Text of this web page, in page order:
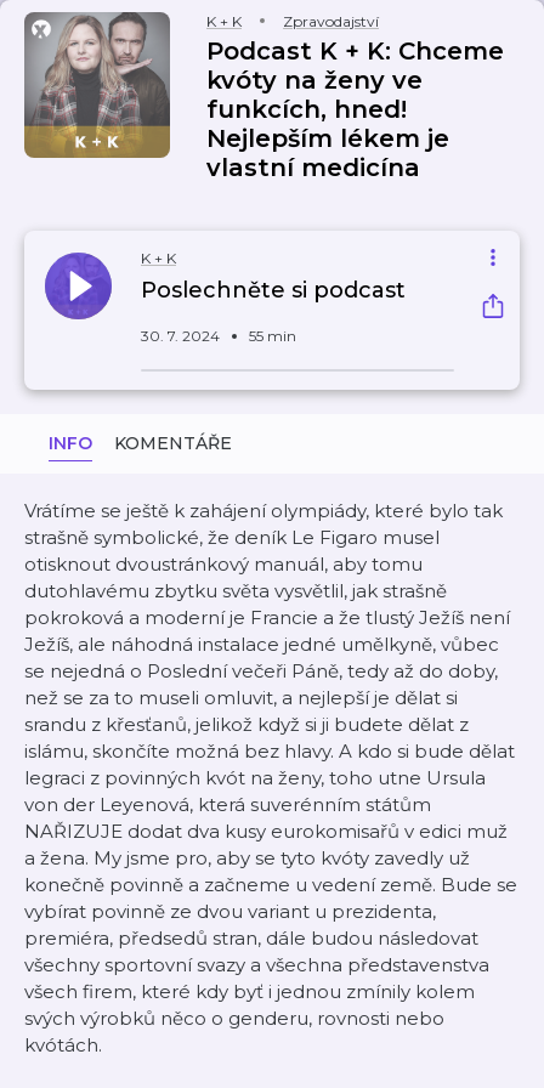
K + K Zpravodajství
Podcast K + K: Chceme
kvóty na ženy ve
funkcích, hned!
Nejlepším lékem je
vlastní medicína
K + K
Poslechněte si podcast
30. 7. 2024 55 min
INFO KOMENTÁŘE
Vrátíme se ještě k zahájení olympiády, které bylo tak
strašně symbolické, že deník Le Figaro musel
otisknout dvoustránkový manuál, aby tomu
dutohlavému zbytku světa vysvětlil, jak strašně
pokroková a moderní je Francie a že tlustý Ježíš není
Ježíš, ale náhodná instalace jedné umělkyně, vůbec
se nejedná o Poslední večeři Páně, tedy až do doby,
než se za to museli omluvit, a nejlepší je dělat si
srandu z křesťanů, jelikož když si ji budete dělat z
islámu, skončíte možná bez hlavy. A kdo si bude dělat
legraci z povinných kvót na ženy, toho utne Ursula
von der Leyenová, která suverénním státům
NAŘIZUJE dodat dva kusy eurokomisařů v edici muž
a žena. My jsme pro, aby se tyto kvóty zavedly už
konečně povinně a začneme u vedení země. Bude se
vybírat povinně ze dvou variant u prezidenta,
premiéra, předsedů stran, dále budou následovat
všechny sportovní svazy a všechna představenstva
všech firem, které kdy byť i jednou zmínily kolem
svých výrobků něco o genderu, rovnosti nebo
kvótách.